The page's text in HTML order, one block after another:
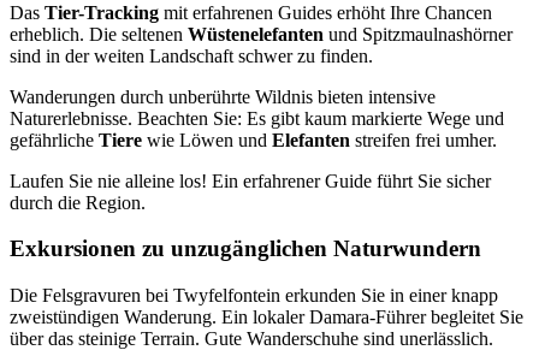
Das Tier-Tracking mit erfahrenen Guides erhöht Ihre Chancen
erheblich. Die seltenen Wüstenelefanten und Spitzmaulnashörner
sind in der weiten Landschaft schwer zu finden.
Wanderungen durch unberührte Wildnis bieten intensive
Naturerlebnisse. Beachten Sie: Es gibt kaum markierte Wege und
gefährliche Tiere wie Löwen und Elefanten streifen frei umher.
Laufen Sie nie alleine los! Ein erfahrener Guide führt Sie sicher
durch die Region.
Exkursionen zu unzugänglichen Naturwundern
Die Felsgravuren bei Twyfelfontein erkunden Sie in einer knapp
zweistündigen Wanderung. Ein lokaler Damara-Führer begleitet Sie
über das steinige Terrain. Gute Wanderschuhe sind unerlässlich.